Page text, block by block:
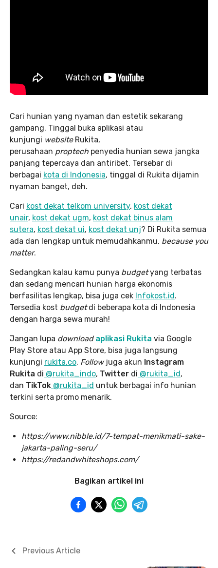
Cari hunian yang nyaman dan estetik sekarang
gampang. Tinggal buka aplikasi atau
kunjungi websiteRukita,
perusahaan proptech penyedia hunian sewa jangka
panjang tepercaya dan antiribet. Tersebar di
berbagai kota di Indonesia, tinggal di Rukita dijamin
nyaman banget, deh.
Cari kost dekat telkom university, kost dekat
unair, kost dekat ugm, kost dekat binus alam
sutera, kost dekat ui, kost dekat unj? Di Rukita semua
ada dan lengkap untuk memudahkanmu, because you
matter.
Sedangkan kalau kamu punya budgetyang terbatas
dan sedang mencari hunian harga ekonomis
berfasilitas lengkap, bisa juga cek Infokost.id.
Tersedia kost budgetdi beberapa kota di Indonesia
dengan harga sewa murah!
Jangan lupa download aplikasi Rukita via Google
Play Store atau App Store, bisa juga langsung
kunjungi rukita.co. Followjuga akun Instagram
Rukita di @rukita_indo, Twitter di @rukita_id,
dan TikTok @rukita_id untuk berbagai info hunian
terkini serta promo menarik.
Source:
https://www.nibble.id/7-tempat-menikmati-sake-
jakarta-paling-seru/
https://redandwhiteshops.com/
Bagikan artikel ini
Previous Article